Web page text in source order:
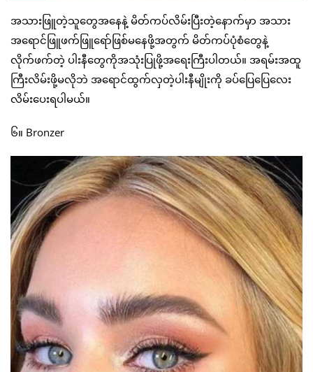
အသားဖြူတဲ့သူတွေအနေနဲ့ မိတ်ကပ်လိမ်းပြီးတဲ့နောက်မှာ အသား
အရောင်ဖြူဖက်ဖြူရော်ဖြစ်မနေဖို့အတွက် မိတ်ကပ်ပုံစံတွေနဲ့
လိုက်ဖက်တဲ့ ပါးနီတွေကိုအသုံးပြုဖို့အရေးကြီးပါတယ်။ အရမ်းအထူ
ကြီးလိမ်းဖို့မလိုဘဲ အရောင်ထွက်လှတဲ့ပါးနီမျိုးကို ခပ်ပြေပြေလေး
လိမ်းပေးရပါမယ်။
၆။ Bronzer